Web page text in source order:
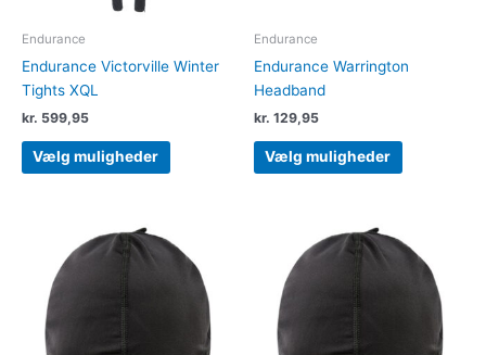
Endurance
Endurance Victorville Winter
Tights XQL
kr. 599,95
Vælg muligheder
Endurance
Endurance Warrington
Headband
kr. 129,95
Vælg muligheder
vare
varianter.
Mulighederne
vare
varianter.